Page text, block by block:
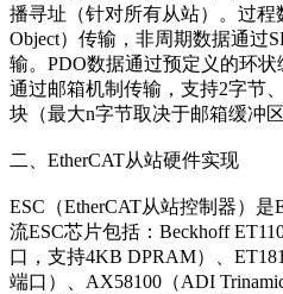
播寻址（针对所有从站）。过程
Object）传输，非周期数据通过
输。PDO数据通过预定义的环
通过邮箱机制传输，支持2字节
块（最大n字节取决于邮箱缓冲区
二、EtherCAT从站硬件实现
ESC（EtherCAT从站控制器）
流ESC芯片包括：Beckhoff
口，支持4KB DPRAM）、
端口）、AX58100（ADI